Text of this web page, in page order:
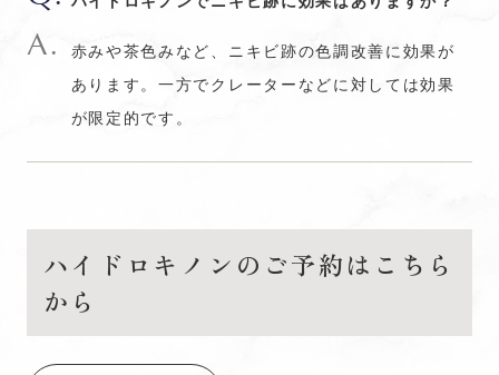
赤みや茶色みなど、ニキビ跡の色調改善に効果が
あります。一方でクレーターなどに対しては効果
が限定的です。
ハイドロキノンのご予約はこちら
から